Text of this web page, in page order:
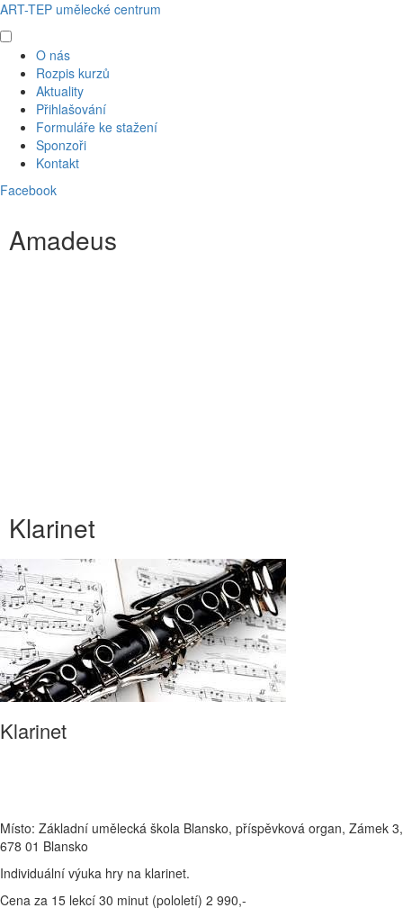
ART-TEP umělecké centrum
O nás
Rozpis kurzů
Aktuality
Přihlašování
Formuláře ke stažení
Sponzoři
Kontakt
Facebook
Amadeus
Klarinet
Klarinet
Místo: Základní umělecká škola Blansko, příspěvková organ, Zámek 3,
678 01 Blansko
Individuální výuka hry na klarinet.
Cena za 15 lekcí 30 minut (pololetí) 2 990,-